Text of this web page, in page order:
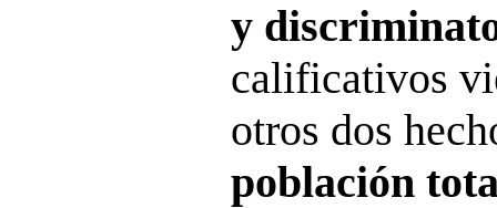
y
calificativos
otros dos
población